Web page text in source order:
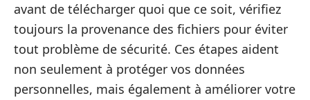
avant de télécharger quoi que ce soit, vérifiez
toujours la provenance des fichiers pour éviter
tout problème de sécurité. Ces étapes aident
non seulement à protéger vos données
personnelles, mais également à améliorer votre